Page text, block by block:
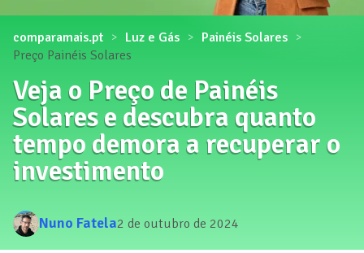
comparamais.pt Luz e Gás
Painéis Solares
Preço Painéis Solares
Veja o Preço de Painéis
Solares e descubra quanto
tempo demora a recuperar o
investimento
Nuno Fatela2 de outubro de 2024